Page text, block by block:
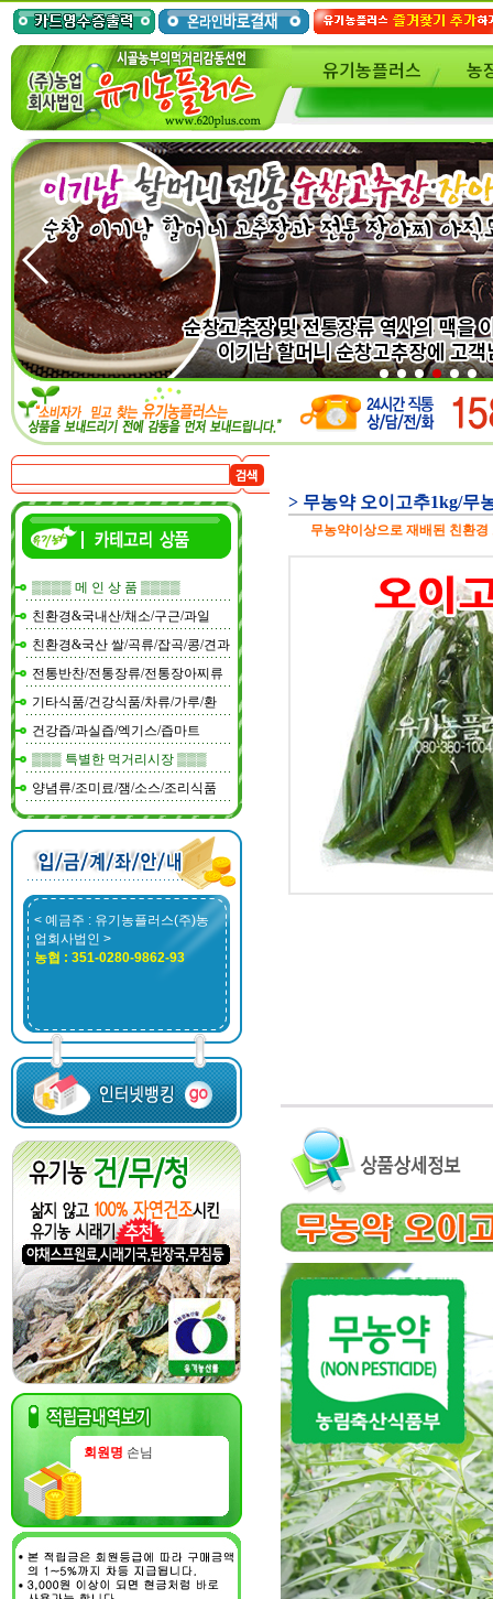
유기농플러스 농
▒▒▒▒ 메 인 상 품 ▒▒▒▒
친환경&국내산/채소/구근/과일
친환경&국산 쌀/곡류/잡곡/콩/견과
전통반찬/전통장류/전통장아찌류
기타식품/건강식품/차류/가루/환
건강즙/과실즙/엑기스/즙마트
▒▒▒ 특별한 먹거리시장 ▒▒▒
양념류/조미료/잼/소스/조리식품
< 예금주 : 유기농플러스(주)농
업회사법인 >
농협 : 351-0280-9862-93
회원명 손님
> 무농약 오이고추1kg/무
무농약이상으로 재배된 친환